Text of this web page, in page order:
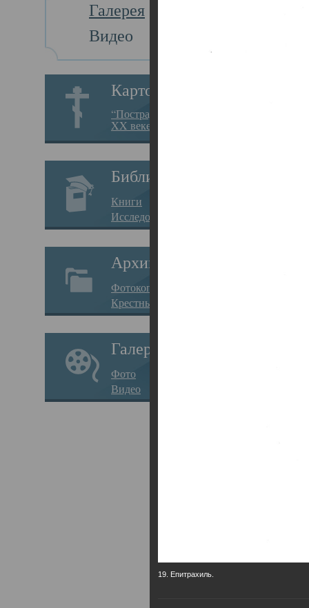
Галерея
Видео
Картотека
“Пострадавшие за веру в
XX веке на Севере”
Библиотека
Книги
Исследования
Архив
Фотокопии дел
Крестные ходы
Галерея
Фото
Видео
19. Епитрахиль.